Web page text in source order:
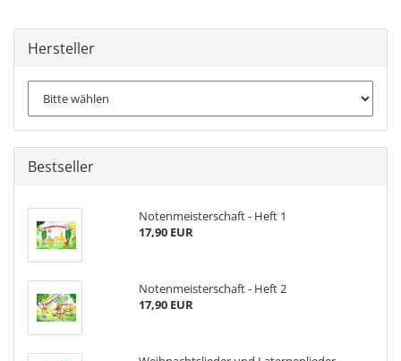
Hersteller
Bestseller
Notenmeisterschaft - Heft 1
17,90 EUR
Notenmeisterschaft - Heft 2
17,90 EUR